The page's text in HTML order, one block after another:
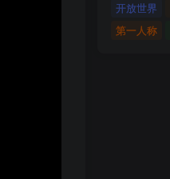
开放世界
第一人称